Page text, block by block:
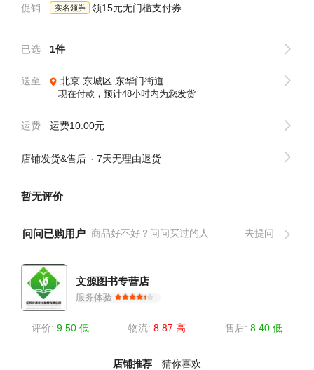
促销 实名领券 领15元无门槛支付券
已选 1件
送至 北京 东城区 东华门街道
现在付款，预计48小时内为您发货
运费 运费10.00元
店铺发货&售后 7天无理由退货
暂无评价
问问已购用户 商品好不好？问问买过的人 去提问
文源图书专营店
服务体验
评价: 9.50 低 物流: 8.87 高 售后: 8.40 低
店铺推荐 猜你喜欢